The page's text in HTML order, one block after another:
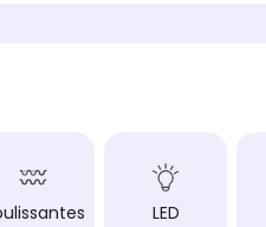
Label énergie
Energie)
LED